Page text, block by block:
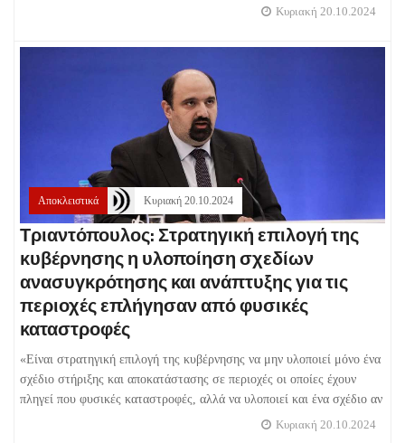
Κυριακή 20.10.2024
Αποκλειστικά Κυριακή 20.10.2024
Τριαντόπουλος: Στρατηγική επιλογή της
κυβέρνησης η υλοποίηση σχεδίων
ανασυγκρότησης και ανάπτυξης για τις
περιοχές επλήγησαν από φυσικές
καταστροφές
«Είναι στρατηγική επιλογή της κυβέρνησης να μην υλοποιεί μόνο ένα
σχέδιο στήριξης και αποκατάστασης σε περιοχές οι οποίες έχουν
πληγεί που φυσικές καταστροφές, αλλά να υλοποιεί και ένα σχέδιο αν
Κυριακή 20.10.2024